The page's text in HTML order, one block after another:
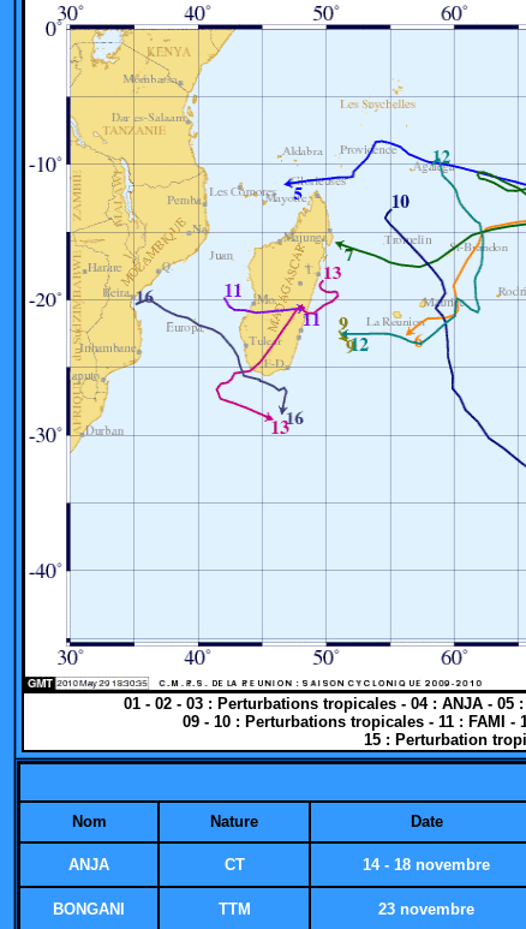
01 - 02 - 03 : Perturbations tropicales - 04 : ANJA - 05 :
09 - 10 : Perturbations tropicales - 11 : FAMI -
15 : Perturbation
Nom Nature Date
ANJA
CT 14 - 18 novembre
BONGANI TTM 23 novembre